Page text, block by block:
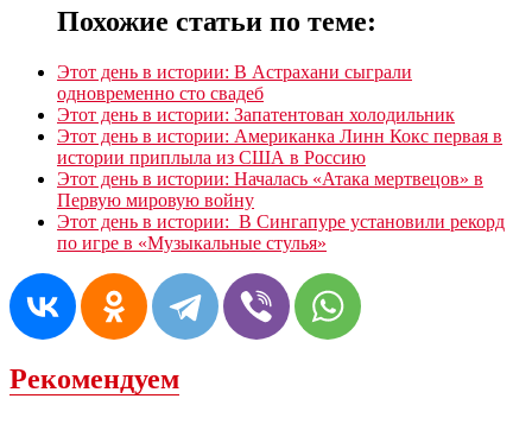
Похожие статьи по теме:
Этот день в истории: В Астрахани сыграли
одновременно сто свадеб
Этот день в истории: Запатентован холодильник
Этот день в истории: Американка Линн Кокс первая в
истории приплыла из США в Россию
Этот день в истории: Началась «Атака мертвецов» в
Первую мировую войну
Этот день в истории: В Сингапуре установили рекорд
по игре в «Музыкальные стулья»
Рекомендуем